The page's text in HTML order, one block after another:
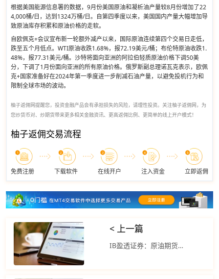
根据美国能源信息署的数据，9月份美国原油和凝析油产量较8月份增加了22
4,000桶/日，达到1324万桶/日。自第四季度以来，美国国内产量大幅增加导
致原油库存积累和原油价格的走软。
自欧佩克+会议宣布新一轮额外减产以来，国际原油连续第四个交易日走低，
跌至五个月低点。WTI原油收跌1.68%，报72.19美元/桶；布伦特原油收跌1.
48%，报77.31美元/桶。沙特将面向亚洲的阿拉伯轻质原油价格下调50美
分，下调了1月份面向亚洲的所有原油价格。俄罗斯副总理诺瓦克表示，欧佩
克+国家准备好在2024年第一季度进一步削减石油产量，以避免投机行为和
限制全球市场的波动。
柚子返佣网提醒您，投资金融产品会有承担损失的风险，请理性投资。关注柚子返佣网，为
您炒货币对、炒期货带来更多相关金融资讯、更高返佣比例、更简单的线上开户模式！
柚子返佣交易流程
免费注册 下载软件 在线开户 注入资金 立即返佣
< 上一篇
IB盈透证券：原油期货价格时隔五个多月首次跌破